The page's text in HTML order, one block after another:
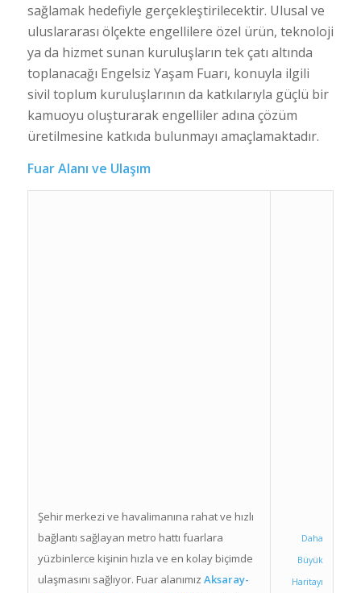
sağlamak hedefiyle gerçekleştirilecektir. Ulusal ve
uluslararası ölçekte engellilere özel ürün, teknoloji
ya da hizmet sunan kuruluşların tek çatı altında
toplanacağı Engelsiz Yaşam Fuarı, konuyla ilgili
sivil toplum kuruluşlarının da katkılarıyla güçlü bir
kamuoyu oluşturarak engelliler adına çözüm
üretilmesine katkıda bulunmayı amaçlamaktadır.
Fuar Alanı ve Ulaşım
Şehir merkezi ve havalimanına rahat ve hızlı
bağlantı sağlayan metro hattı fuarlara
yüzbinlerce kişinin hızla ve en kolay biçimde
ulaşmasını sağlıyor. Fuar alanımız Aksaray-
Daha
Büyük
Haritayı